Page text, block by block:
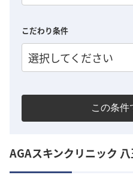
こだわり条件
選択してください
この条件
AGAスキンクリニック